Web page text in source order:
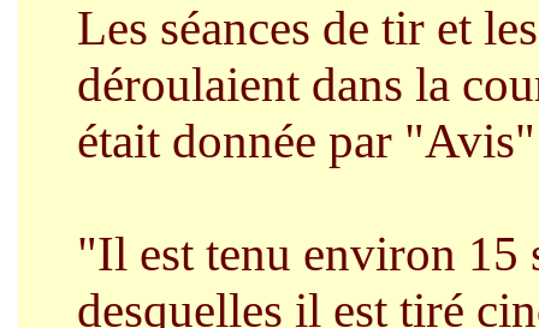
Les séances de tir et
déroulaient dans la
était donnée par
"Il est tenu environ 15
desquelles il est tiré